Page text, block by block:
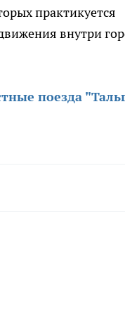
практикуется
внутри
поезда